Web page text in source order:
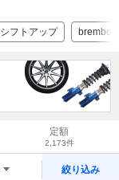
シフトアップ brembo
定額
2,173件
絞り込み